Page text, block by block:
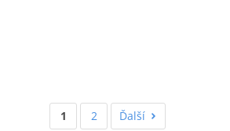
1 2 Ďalší